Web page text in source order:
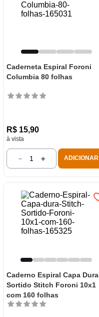
Caderneta Espiral Foroni
Columbia 80 folhas
R$ 15,90
à vista
＋
－ ADICIONAR
Caderno Espiral Capa Dura
Sortido Stitch Foroni 10x1
com 160 folhas